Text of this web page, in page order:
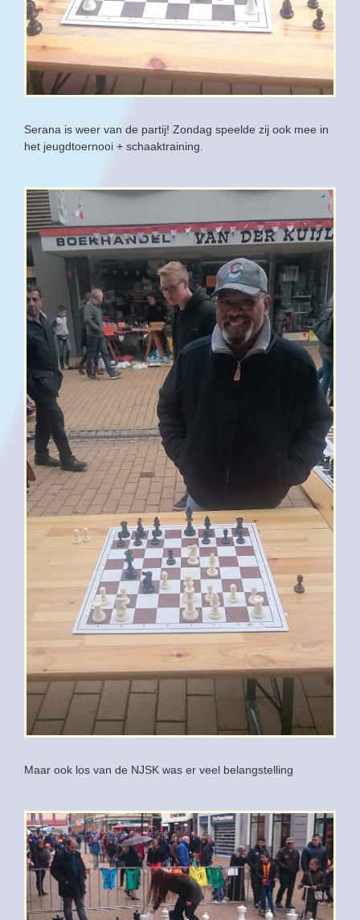
Serana is weer van de partij! Zondag speelde zij ook mee in
het jeugdtoernooi + schaaktraining.
Maar ook los van de NJSK was er veel belangstelling